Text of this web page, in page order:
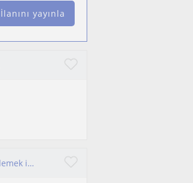
İlanını yayınla
Ortaöğretim ve Lise Üniversiteye hazırlanan ya da akademide ilerlemek isteyen her öğrenciye